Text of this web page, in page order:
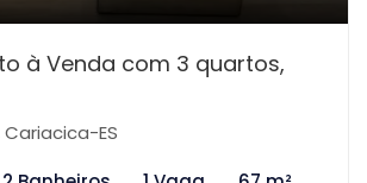
à Venda com 3 quartos,
Cariacica-ES